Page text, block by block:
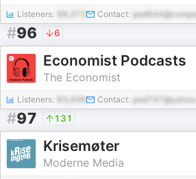
Listeners: Contact:
#96 6
Economist Podcasts
The Economist
Listeners: 83,498 Contact:
#97 131
Krisemøter
Moderne Media